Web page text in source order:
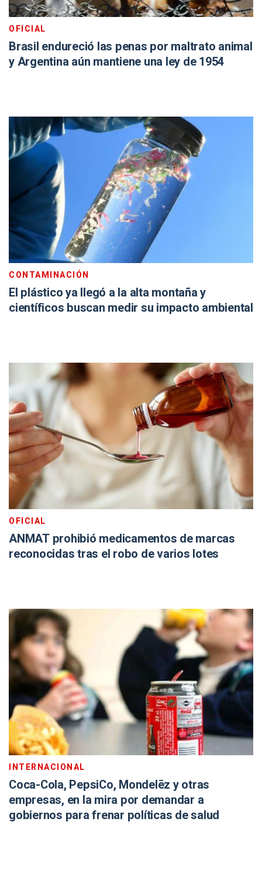
OFICIAL
Brasil endureció las penas por maltrato animal
y Argentina aún mantiene una ley de 1954
CONTAMINACIÓN
El plástico ya llegó a la alta montaña y
científicos buscan medir su impacto ambiental
OFICIAL
ANMAT prohibió medicamentos de marcas
reconocidas tras el robo de varios lotes
INTERNACIONAL
Coca-Cola, PepsiCo, Mondelēz y otras
empresas, en la mira por demandar a
gobiernos para frenar políticas de salud